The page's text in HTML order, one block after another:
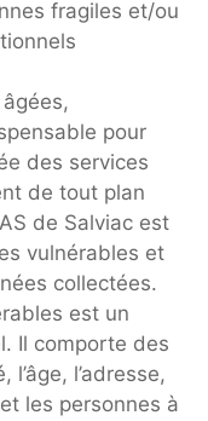
fragiles et/ou
pour
des services
de tout plan
de Salviac est
vulnérables et
collectées.
est un
Il comporte des
l’adresse,
les personnes à